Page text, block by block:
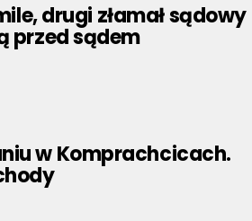
drugi złamał sądowy
przed sądem
w Komprachcicach.